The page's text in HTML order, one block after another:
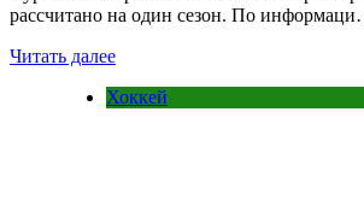
рассчитано на один сезон. По
Читать далее
Хоккей